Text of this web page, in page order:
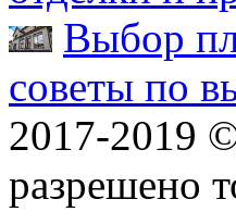
Выбор
советы по
2017-2019
разрешено